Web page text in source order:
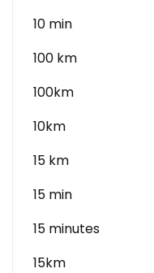
10 min
100 km
100km
10km
15 km
15 min
15 minutes
15km